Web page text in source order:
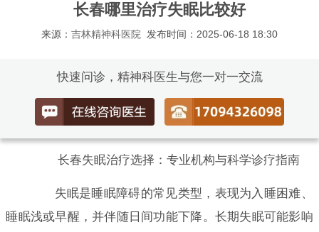
长春哪里治疗失眠比较好
来源： 吉林精神科医院 发布时间：2025-06-18 18:30
快速问诊，精神科医生与您一对一交流
长春失眠治疗选择：专业机构与科学诊疗指南
失眠是睡眠障碍的常见类型，表现为入睡困难、
睡眠浅或早醒，并伴随日间功能下降。长期失眠可能影响